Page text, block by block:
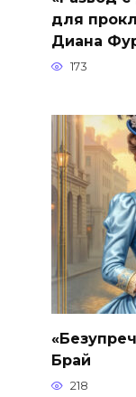
для
Диана
173
Брай
218